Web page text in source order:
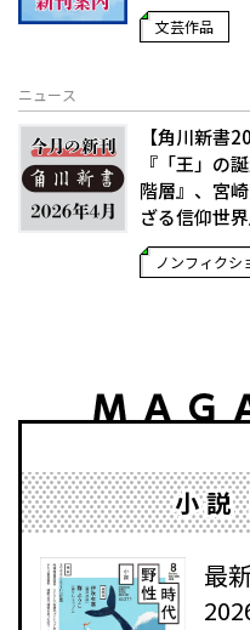
文芸作品
ニュース
【角川新書
『「王」の
階層』、宮
ざる信仰世
ノンフィクシ
小説
最